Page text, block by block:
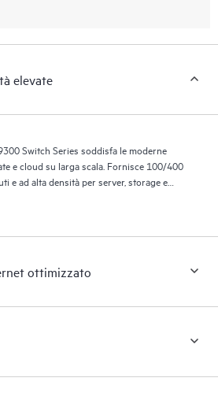
elevate
Switch Series soddisfa le moderne
e cloud su larga scala. Fornisce 100/400
e ad alta densità per server, storage e
ottimizzato